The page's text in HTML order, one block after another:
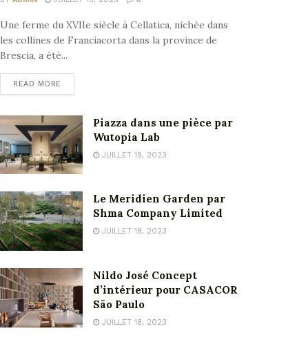
Une ferme du XVIIe siècle à Cellatica, nichée dans
les collines de Franciacorta dans la province de
Brescia, a été...
READ MORE
Piazza dans une pièce par
Wutopia Lab
JUILLET 19, 2023
Le Meridien Garden par
Shma Company Limited
JUILLET 18, 2023
Nildo José Concept
d’intérieur pour CASACOR
São Paulo
JUILLET 18, 2023